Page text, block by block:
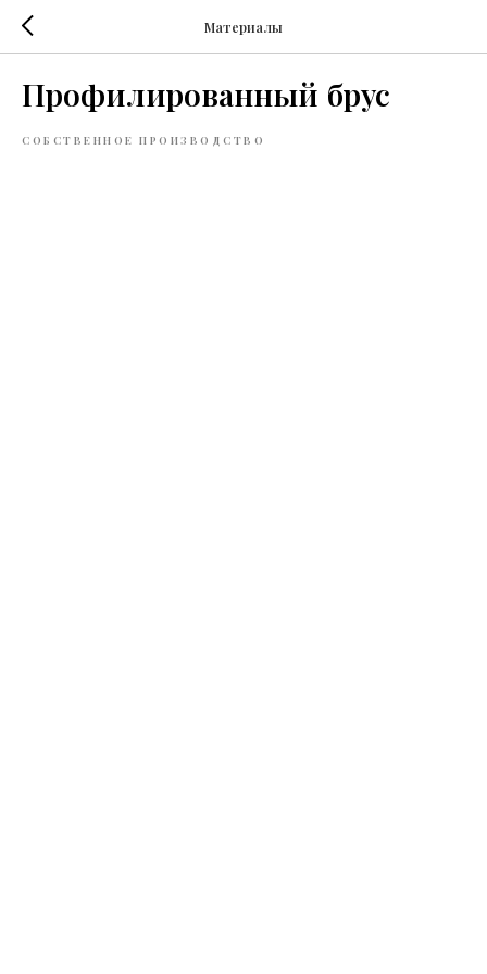
Материалы
Профилированный брус
СОБСТВЕННОЕ ПРОИЗВОДСТВО